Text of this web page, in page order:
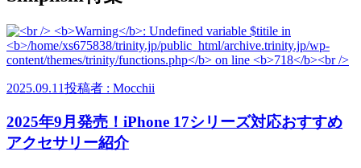
2025.09.11投稿者 : Mocchii
2025年9月発売！iPhone 17シリーズ対応おすすめ
アクセサリー紹介